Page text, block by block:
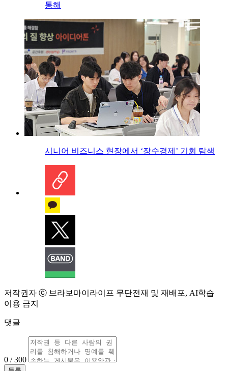
통해
시니어 비즈니스 현장에서 ‘장수경제’ 기회 탐색
저작권자 ⓒ 브라보마이라이프 무단전재 및 재배포, AI학습
이용 금지
댓글
0 / 300